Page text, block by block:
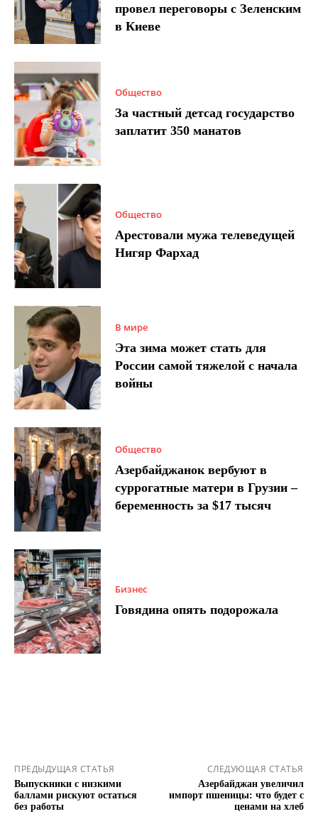
провел переговоры с Зеленским
в Киеве
Общество
За частный детсад государство
заплатит 350 манатов
Общество
Арестовали мужа телеведущей
Нигяр Фархад
В мире
Эта зима может стать для
России самой тяжелой с начала
войны
Общество
Азербайджанок вербуют в
суррогатные матери в Грузии –
беременность за $17 тысяч
Бизнес
Говядина опять подорожала
ПРЕДЫДУЩАЯ СТАТЬЯ
Выпускники с низкими
баллами рискуют остаться
без работы
СЛЕДУЮЩАЯ СТАТЬЯ
Азербайджан увеличил
импорт пшеницы: что будет с
ценами на хлеб